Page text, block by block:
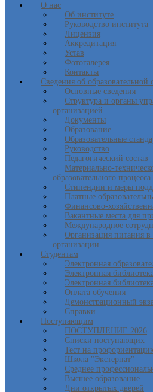
О нас
Об институте
Руководство института
Лицензия
Аккредитация
Устав
Фотогалерея
Контакты
Сведения об образовательной
Основные сведения
Структура и органы
организацией
Документы
Образование
Образовательные
Руководство
Педагогический состав
Материально-
образовательного
Стипендии и меры
Платные
Финансово-
Вакантные места для
Международное
Организация питания в
организации
Студентам
Электронная
Электронная
Электронная
Оплата обучения
Демонстрационный
Справки
Поступающим
ПОСТУПЛЕНИЕ 2026
Списки поступающих
Тест на
Школа "Экстернат"
Среднее
Высшее образование
Дни открытых дверей